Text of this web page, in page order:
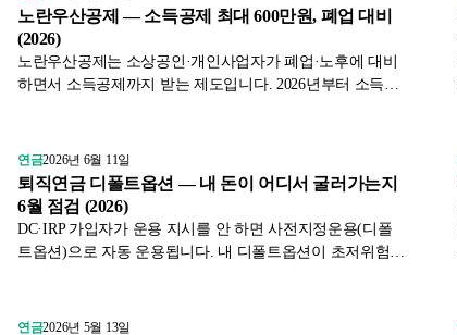
노란우산공제 — 소득공제 최대 600만원, 폐업 대비
(2026)
노란우산공제는 소상공인·개인사업자가 폐업·노후에 대비
하면서 소득공제까지 받는 제도입니다. 2026년부터 소득공
다.
연금2026년 6월 11일
퇴직연금 디폴트옵션 — 내 돈이 어디서 굴러가는지
6월 점검 (2026)
DC·IRP 가입자가 운용 지시를 안 하면 사전지정운용(디폴
트옵션)으로 자동 운용됩니다. 내 디폴트옵션이 초저위험
로 안내합니다.
연금2026년 5월 13일